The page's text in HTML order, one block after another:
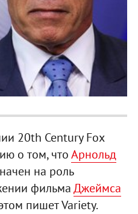
20th Century Fox
о том, чтоАрнольд
на роль
фильмаДжеймса
пишет Variety.